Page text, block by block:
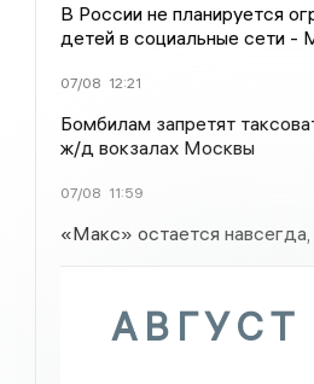
В России не планируется
детей в социальные сети -
07/08 12:21
Бомбилам запретят
ж/д вокзалах Москвы
07/08 11:59
«Макс» остается
АВГУСТ